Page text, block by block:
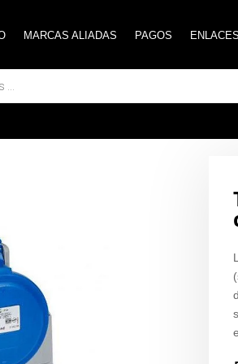
MARCAS ALIADAS PAGOS ENLACES
MARCAS ALIADAS PAGOS ENLACES